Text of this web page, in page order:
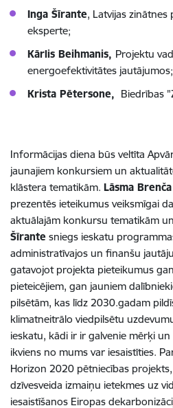
Inga Šīrante, Latvijas zinātnes
eksperte;
Kārlis Beihmanis, Projektu
energoefektivitātes jautājumos;
Krista Pētersone, Biedrības
Informācijas diena būs veltīta
jaunajiem konkursiem un
klāstera tematikām. Lāsma Brenča
prezentēs ieteikumus veiksmīgai
aktuālajām konkursu tematikām
Šīrante sniegs ieskatu
administratīvajos un finanšu
gatavojot projekta pieteikumus
pieteicējiem, gan jauniem
pilsētām, kas līdz 2030.gadam
klimatneitrālo viedpilsētu
ieskatu, kādi ir ir galvenie mērķi
ikviens no mums var iesaistīties.
Horizon 2020 pētniecības
dzīvesveida izmaiņu ietekmes uz
iesaistīšanos Eiropas